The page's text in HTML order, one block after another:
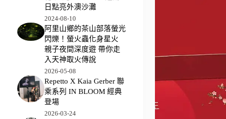
日點亮外澳沙灘
2024-08-10
阿里山鄉的茶山部落螢光
閃爍！螢火蟲化身星火
親子夜間深度遊 帶你走
入天神取火傳說
2026-05-08
Repetto X Kaia Gerber 聯
乘系列 IN BLOOM 經典
登場
2026-03-24